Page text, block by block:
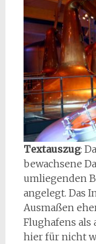
Textauszug:
bewachsene
umliegenden
angelegt. Das
Ausmaßen
Flughafens als
hier für nicht